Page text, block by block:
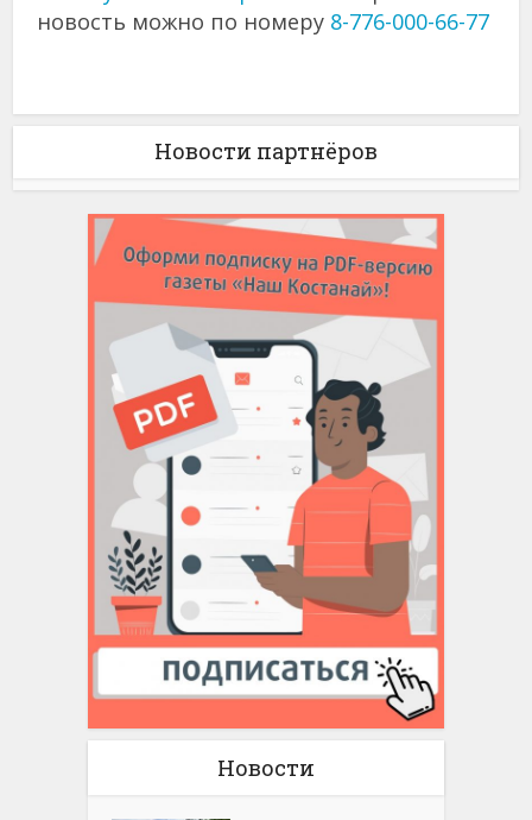
новость можно по номеру 8-776-000-66-77
Новости партнёров
Новости